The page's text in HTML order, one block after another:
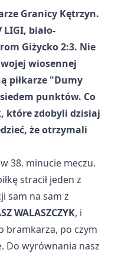
Granicy Kętrzyn.
biało-
Giżycko 2:3. Nie
wiosennej
piłkarze "Dumy
punktów. Co
które zdobyli dzisiaj
że otrzymali
38. minucie meczu.
stracił jeden z
sam na sam z
WALASZCZYK, i
bramkarza, po czym
Do wyrównania nasz